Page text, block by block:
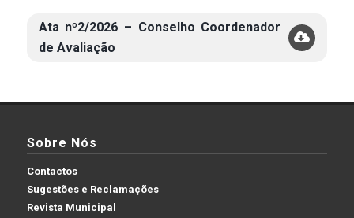
Ata nº2/2026 – Conselho Coordenador
de Avaliação
Sobre Nós
Contactos
Sugestões e Reclamações
Revista Municipal